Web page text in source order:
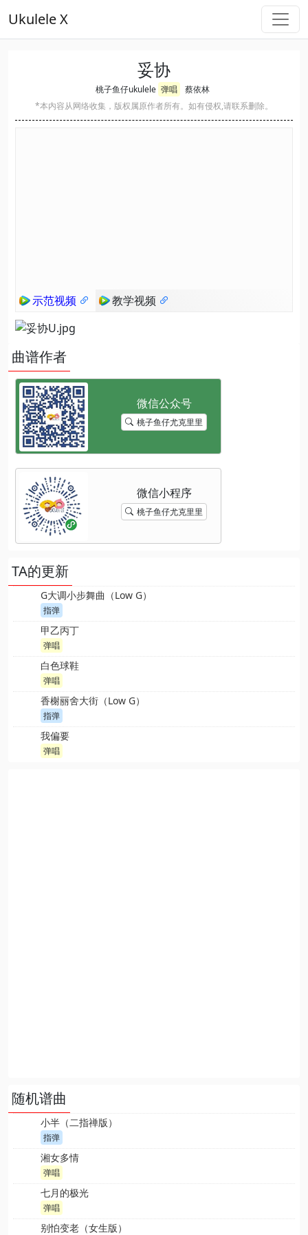
Ukulele X
妥协
桃子鱼仔ukulele 弹唱
蔡依林
*本内容从网络收集，版权属原作者所有。如有侵权,请联系删除。
示范视频 教学视频
曲谱作者
桃子鱼仔尤克里里
桃子鱼仔尤克里里
TA的更新
G大调小步舞曲（Low G）
指弹
甲乙丙丁
弹唱
白色球鞋
弹唱
香榭丽舍大街（Low G）
指弹
我偏要
弹唱
随机谱曲
小半（二指禅版）
指弹
湘女多情
弹唱
七月的极光
弹唱
别怕变老（女生版）